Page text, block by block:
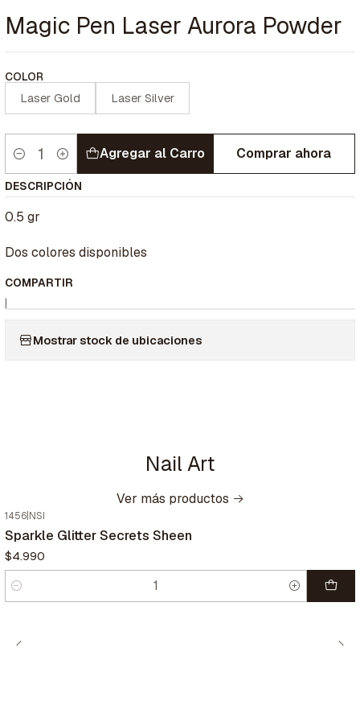
Magic Pen Laser Aurora Powder
COLOR
Laser Gold
Laser Silver
Cantidad
Agregar al Carro Comprar ahora
DESCRIPCIÓN
0.5 gr
Dos colores disponibles
COMPARTIR
|
Mostrar stock de ubicaciones
Nail Art
Ver más productos
1456 NSI
Sparkle Glitter Secrets Sheen
$4.990
Cantidad